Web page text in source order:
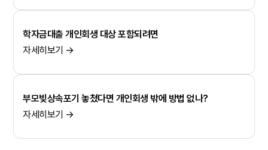
학자금대출 개인회생 대상 포함되려면
자세히보기 →
부모빚상속포기 놓쳤다면 개인회생 밖에 방법 없나?
자세히보기 →